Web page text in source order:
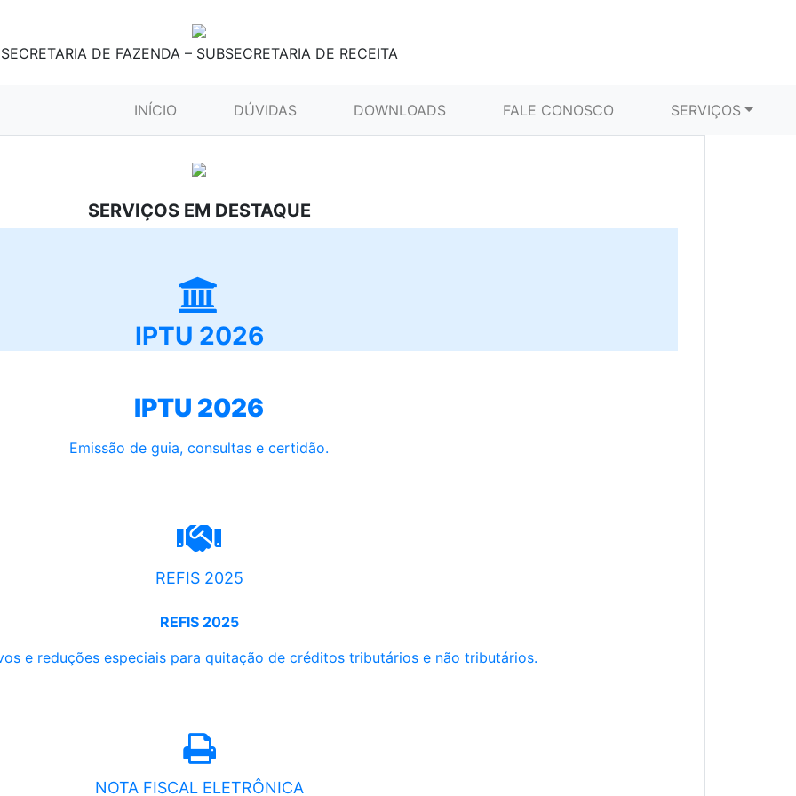
SECRETARIA DE FAZENDA – SUBSECRETARIA DE RECEITA
INÍCIO (CURRENT)DÚVIDAS DOWNLOADS FALE CONOSCO SERVIÇOS
SERVIÇOS EM DESTAQUE
IPTU 2026
IPTU 2026
Emissão de guia, consultas e certidão.
REFIS 2025
REFIS 2025
e reduções especiais para quitação de créditos tributários e não tributários.
NOTA FISCAL ELETRÔNICA